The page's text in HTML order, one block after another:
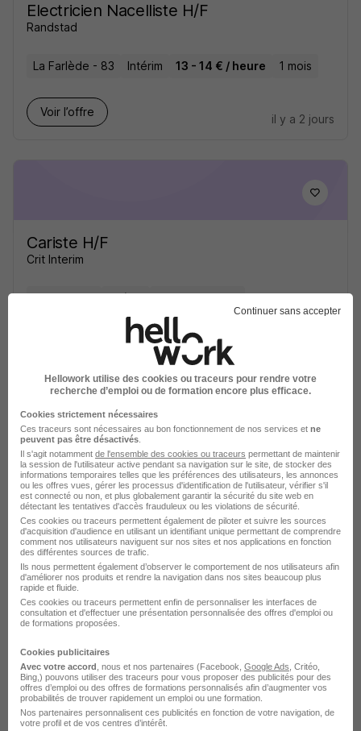
Electricien Nacelliste H/F
Randstad
La Farlède - 83 Intérim 13 - 14 € / heure 1 mois
Voir l’offre
il y a 2 jours
Cariste H/F
Crit Interim
Toulon - 83 Intérim 12,31 € / heure
Cariste H/F
Jubil Intérim
Toulon - 83 Intérim 1 semaine
Voir l’offre
il y a 8 jours
Nacelliste H/F
Team Interim
Continuer sans accepter
Hellowork utilise des cookies ou traceurs pour rendre votre
recherche d’emploi ou de formation encore plus efficace.
Cookies strictement nécessaires
Ces traceurs sont nécessaires au bon fonctionnement de nos services et ne
peuvent pas être désactivés
Il s'agit notamment de l'ensemble des cookies ou traceurs permettant de maintenir
la session de l'utilisateur active pendant sa navigation sur le site, de stocker des
informations temporaires telles que les préférences des utilisateurs, les annonces
ou les offres vues, gérer les processus d'identification de l'utilisateur, vérifier s'il
est connecté ou non, et plus globalement garantir la sécurité du site web en
détectant les tentatives d'accès frauduleux ou les violations de sécurité.
Ces cookies ou traceurs permettent également de piloter et suivre les sources
d'acquisition d'audience en utilisant un identifiant unique permettant de comprendre
comment nos utilisateurs naviguent sur nos sites et nos applications en fonction
des différentes sources de trafic.
Ils nous permettent également d’observer le comportement de nos utilisateurs afin
d'améliorer nos produits et rendre la navigation dans nos sites beaucoup plus
rapide et fluide.
Ces cookies ou traceurs permettent enfin de personnaliser les interfaces de
consultation et d'effectuer une présentation personnalisée des offres d'emploi ou
de formations proposées.
Cookies publicitaires
Avec votre accord , nous et nos partenaires (Facebook, Google Ads , Critéo,
Bing,) pouvons utiliser des traceurs pour vous proposer des publicités pour des
offres d’emploi ou des offres de formations personnalisés afin d’augmenter vos
probabilités de trouver rapidement un emploi ou une formation.
Nos partenaires personnalisent ces publicités en fonction de votre navigation, de
votre profil et de vos centres d’intérêt.